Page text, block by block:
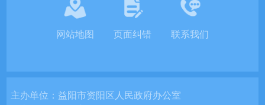
网站地图 页面纠错 联系我们
主办单位：益阳市资阳区人民政府办公室